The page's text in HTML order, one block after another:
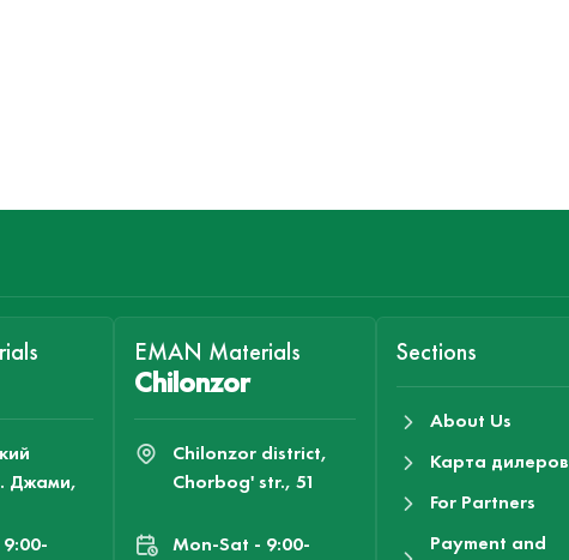
Джами,
EMAN Materials
Chilonzor
Chilonzor district,
Chorbog' str., 51
Mon-Sat - 9:00-
Sections
About Us
Карта дилеров
For Partners
Payment and